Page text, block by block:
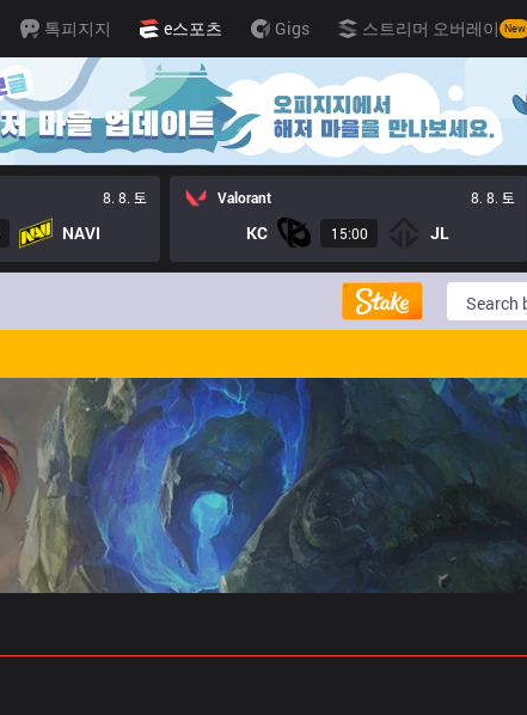
톡피지지 e스포츠 Gigs 스트리머 오버레이 New
8. 8. 토
NAVI
Valorant 8. 8. 토
KC 15:00 JL